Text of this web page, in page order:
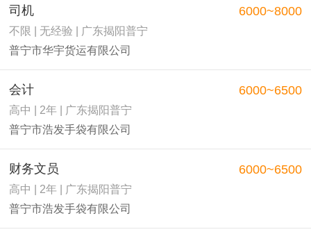
司机
不限 | 无经验 | 广东揭阳普宁
普宁市华宇货运有限公司
6000~8000
会计
高中 | 2年 | 广东揭阳普宁
普宁市浩发手袋有限公司
6000~6500
财务文员
高中 | 2年 | 广东揭阳普宁
普宁市浩发手袋有限公司
6000~6500